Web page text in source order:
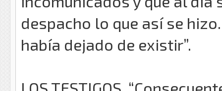
despacho lo que así se
había dejado de existir”.